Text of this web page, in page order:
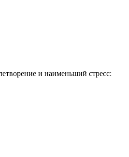
и наименьший стресс: